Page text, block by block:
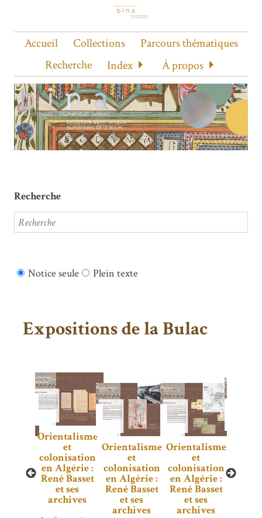
Accueil Collections
Parcours thématiques
Recherche
Index À propos
Recherche
Notice seule Plein texte
Expositions de la Bulac
:
Basset
Orientalisme
et
colonisation
en Algérie :
René Basset
et ses
Orientalisme
et
colonisation
en Algérie :
René Basset
et ses
archives
Orientalisme
et
colonisation
en Algérie :
René Basset
et ses
archives